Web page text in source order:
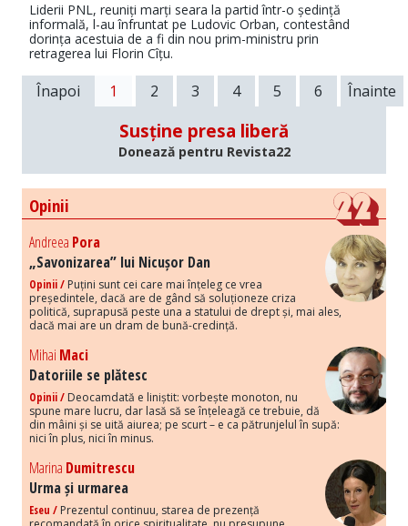
Liderii PNL, reuniți marți seara la partid într-o ședință
informală, l-au înfruntat pe Ludovic Orban, contestând
dorința acestuia de a fi din nou prim-ministru prin
retragerea lui Florin Cîțu.
Înapoi 1 2 3 4 5 6 Înainte
Susține presa liberă
Donează pentru Revista22
Opinii
Andreea Pora
„Savonizarea” lui Nicușor Dan
Opinii / Puțini sunt cei care mai înțeleg ce vrea
președintele, dacă are de gând să soluționeze criza
politică, suprapusă peste una a statului de drept și, mai ales,
dacă mai are un dram de bună-credință.
Mihai Maci
Datoriile se plătesc
Opinii / Deocamdată e liniștit: vorbește monoton, nu
spune mare lucru, dar lasă să se înțeleagă ce trebuie, dă
din mâini și se uită aiurea; pe scurt – e ca pătrunjelul în supă:
nici în plus, nici în minus.
Marina Dumitrescu
Urma și urmarea
Eseu / Prezentul continuu, starea de prezență